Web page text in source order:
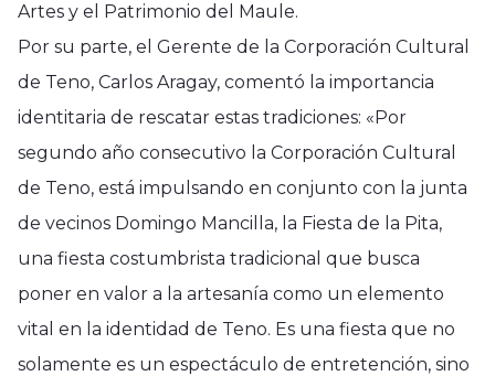
Artes y el Patrimonio del Maule.
Por su parte, el Gerente de la Corporación Cultural
de Teno, Carlos Aragay, comentó la importancia
identitaria de rescatar estas tradiciones: «Por
segundo año consecutivo la Corporación Cultural
de Teno, está impulsando en conjunto con la junta
de vecinos Domingo Mancilla, la Fiesta de la Pita,
una fiesta costumbrista tradicional que busca
poner en valor a la artesanía como un elemento
vital en la identidad de Teno. Es una fiesta que no
solamente es un espectáculo de entretención, sino